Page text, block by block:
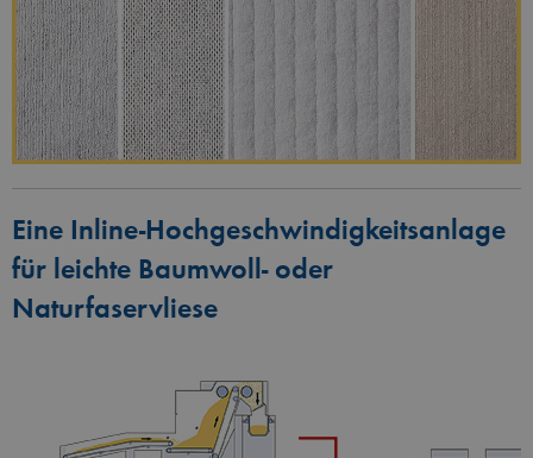
Eine Inline-Hochgeschwindigkeitsanlage
für leichte Baumwoll- oder
Naturfaservliese